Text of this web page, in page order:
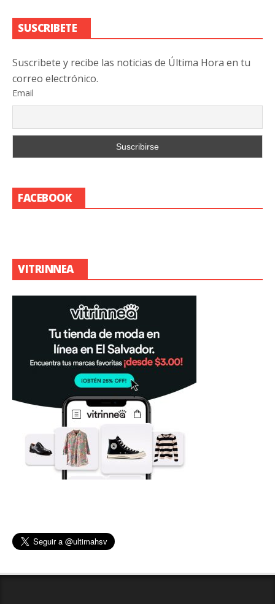
SUSCRIBETE
Suscribete y recibe las noticias de Última Hora en tu
correo electrónico.
Email
FACEBOOK
VITRINNEA